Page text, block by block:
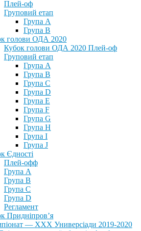
Плей-оф
Груповий етап
Група А
Група В
голови ОДА 2020
Кубок голови ОДА 2020 Плей-оф
Груповий етап
Група A
Група B
Група C
Група D
Група E
Група F
Група G
Група H
Група I
Група J
Єдності
Плей-офф
Група А
Група В
Група С
Група D
Регламент
Придніпров’я
— ХХХ Универсіади 2019-2020